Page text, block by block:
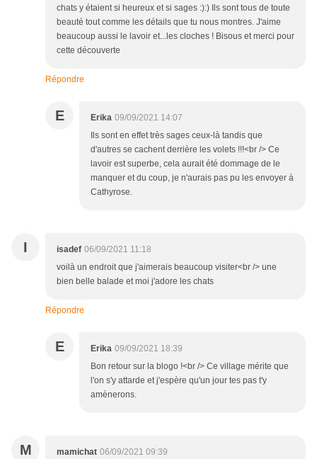
chats y étaient si heureux et si sages :):) Ils sont tous de toute
beauté tout comme les détails que tu nous montres. J'aime
beaucoup aussi le lavoir et...les cloches ! Bisous et merci pour
cette découverte
Répondre
E Erika 09/09/2021 14:07
Ils sont en effet très sages ceux-là tandis que
d'autres se cachent derrière les volets !!!<br /> Ce
lavoir est superbe, cela aurait été dommage de le
manquer et du coup, je n'aurais pas pu les envoyer à
Cathyrose.
I isadef 06/09/2021 11:18
voilà un endroit que j'aimerais beaucoup visiter<br /> une
bien belle balade et moi j'adore les chats
Répondre
E Erika 09/09/2021 18:39
Bon retour sur la blogo !<br /> Ce village mérite que
l'on s'y attarde et j'espère qu'un jour tes pas t'y
amènerons.
M mamichat 06/09/2021 09:39